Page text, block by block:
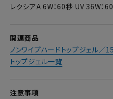
レクシアA 6W：60秒 UV 36W：
関連商品
ノンワイプハードトップジェル／
トップジェル一覧
注意事項